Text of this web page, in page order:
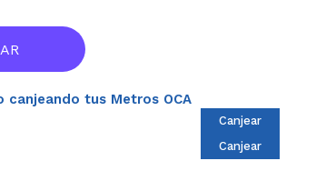
canjeando tus Metros OCA
Canjear
Canjear